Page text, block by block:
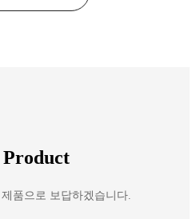
품으로 보답하겠습니다.